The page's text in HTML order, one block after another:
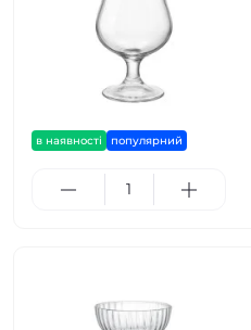
в наявності популярний